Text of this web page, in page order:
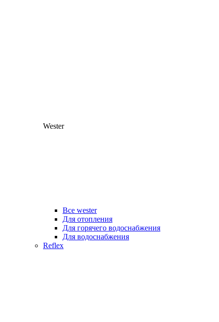
Wester
Все wester
Для отопления
Для горячего водоснабжения
Для водоснабжения
Reflex